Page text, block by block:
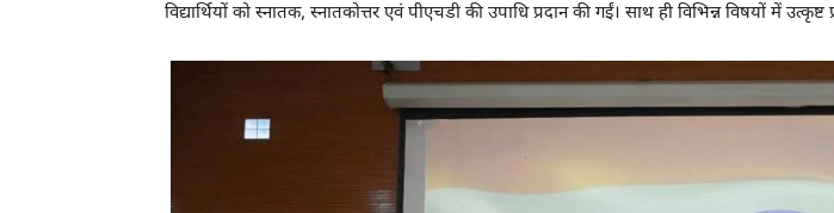
विद्यार्थियों को स्नातक, स्नातकोत्तर एवं पीएचडी की उपाधि प्रदान की गईं। साथ ही विभिन्न विषयों में